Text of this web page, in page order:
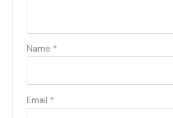
Name *
Email *